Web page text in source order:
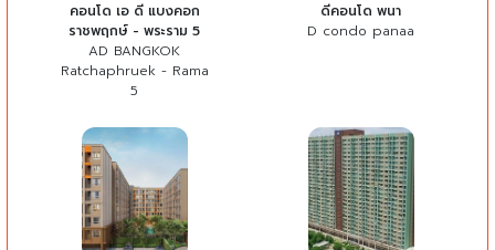
คอนโด เอ ดี แบงคอก
ราชพฤกษ์ - พระราม 5
AD BANGKOK
Ratchaphruek - Rama
5
ดีคอนโด พนา
D condo panaa